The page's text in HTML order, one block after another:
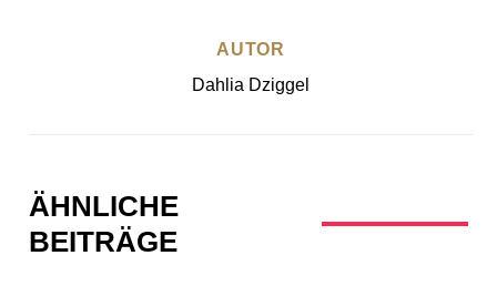
AUTOR
Dahlia Dziggel
ÄHNLICHE
BEITRÄGE